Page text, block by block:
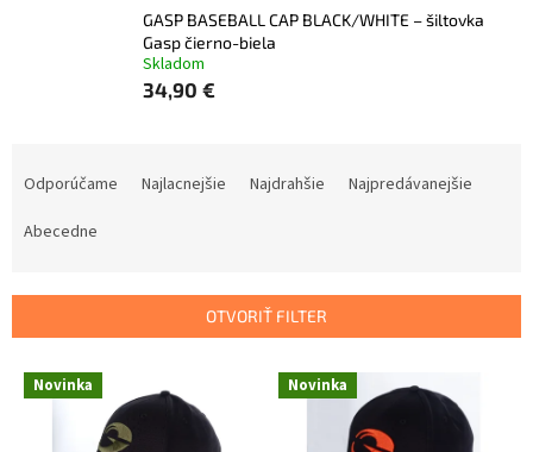
GASP BASEBALL CAP BLACK/WHITE – šiltovka
Gasp čierno-biela
Skladom
34,90 €
p
Odporúčame Najlacnejšie Najdrahšie
Najpredávanejšie
Abecedne
OTVORIŤ FILTER
V Novinka Novinka